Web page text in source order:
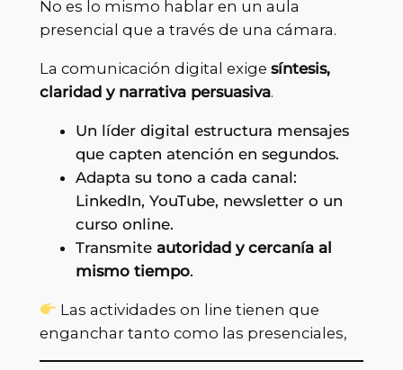
No es lo mismo hablar en un aula
presencial que a través de una cámara.
La comunicación digital exige síntesis,
claridad y narrativa persuasiva.
Un líder digital estructura mensajes
que capten atención en segundos.
Adapta su tono a cada canal:
LinkedIn, YouTube, newsletter o un
curso online.
Transmite autoridad y cercanía al
mismo tiempo.
Las actividades on line tienen que
enganchar tanto como las presenciales,